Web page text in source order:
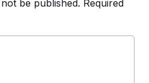
be published. Required